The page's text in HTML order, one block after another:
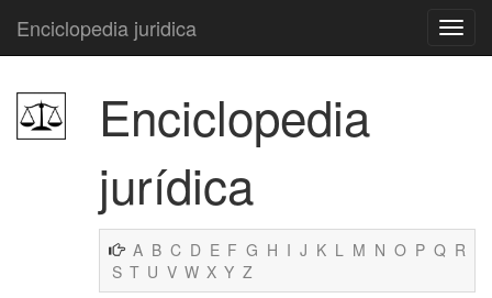
Enciclopedia juridica
Enciclopedia
jurídica
A B C D E F G H I J K L M N O P Q R
S T U V W X Y Z